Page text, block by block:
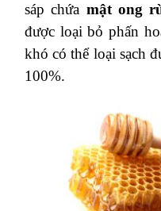
sáp chứa mật ong
được loại bỏ phấn
khó có thể loại sạch
100%.